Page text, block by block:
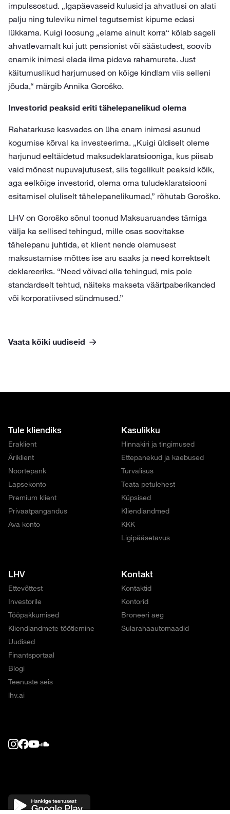
impulssostud. „Igapäevaseid kulusid ja ahvatlusi on alati
palju ning tuleviku nimel tegutsemist kipume edasi
lükkama. Kuigi loosung „elame ainult korra“ kõlab sageli
ahvatlevamalt kui jutt pensionist või säästudest, soovib
enamik inimesi elada ilma pideva rahamureta. Just
käitumuslikud harjumused on kõige kindlam viis selleni
jõuda,“ märgib Annika Goroško.
Investorid peaksid eriti tähelepanelikud olema
Rahatarkuse kasvades on üha enam inimesi asunud
kogumise kõrval ka investeerima. „Kuigi üldiselt oleme
harjunud eeltäidetud maksudeklaratsiooniga, kus piisab
vaid mõnest nupuvajutusest, siis tegelikult peaksid kõik,
aga eelkõige investorid, olema oma tuludeklaratsiooni
esitamisel oluliselt tähelepanelikumad,” rõhutab Goroško.
LHV on Goroško sõnul toonud Maksuaruandes tärniga
välja ka sellised tehingud, mille osas soovitakse
tähelepanu juhtida, et klient nende olemusest
maksustamise mõttes ise aru saaks ja need korrektselt
deklareeriks. “Need võivad olla tehingud, mis pole
standardselt tehtud, näiteks makseta väärtpaberikanded
või korporatiivsed sündmused.”
Vaata kõiki uudiseid
Tule kliendiks
Eraklient
Äriklient
Noortepank
Lapsekonto
Premium klient
Privaatpangandus
Ava konto
Kasulikku
Hinnakiri ja tingimused
Ettepanekud ja kaebused
Turvalisus
Teata petulehest
Küpsised
Kliendiandmed
KKK
Ligipääsetavus
LHV
Ettevõttest
Investorile
Tööpakkumised
Kliendiandmete töötlemine
Uudised
Finantsportaal
Blogi
Teenuste seis
lhv.ai
Kontakt
Kontaktid
Kontorid
Broneeri aeg
Sularahaautomaadid